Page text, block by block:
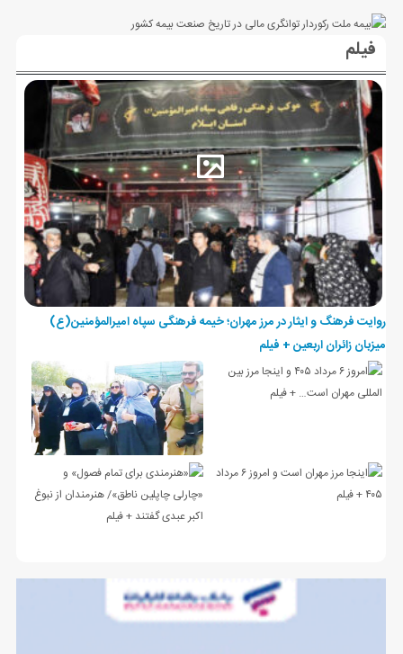
فیلم
روایت فرهنگ و ایثار در مرز مهران؛ خیمه فرهنگی سپاه امیرالمؤمنین(ع)
میزبان زائران اربعین + فیلم